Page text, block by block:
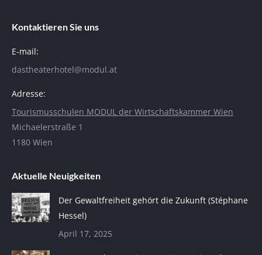
Kontaktieren Sie uns
E-mail:
dastheaterhotel@modul.at
Adresse:
Tourismusschulen MODUL der Wirtschaftskammer Wien
Michaelerstraße 1
1180 Wien
Aktuelle Neuigkeiten
Der Gewaltfreiheit gehört die Zukunft (Stéphane
Hessel)
April 17, 2025